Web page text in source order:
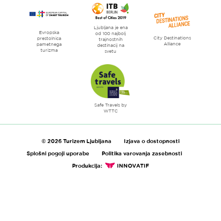
Evropska
prestolnica
pametnega
turizma
Ljubljana je ena
od 100 najbolj
trajnostnih
destinacij na
svetu
City Destinations
Alliance
Safe Travels by
WTTC
© 2026 Turizem Ljubljana
Izjava o dostopnosti
Splošni pogoji uporabe
Politika varovanja zasebnosti
Produkcija:
INNOVATIF